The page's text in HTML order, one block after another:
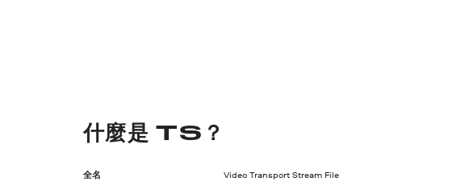
什麼是 TS？
全名 Video Transport Stream File